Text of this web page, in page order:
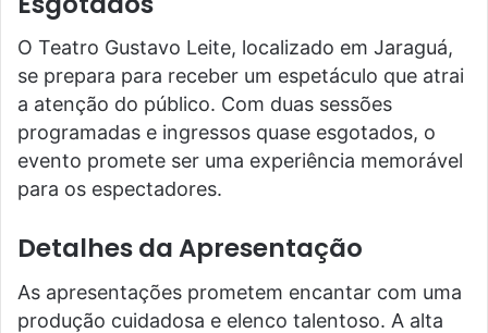
O Teatro Gustavo Leite, localizado em Jaraguá,
se prepara para receber um espetáculo que atrai
a atenção do público. Com duas sessões
programadas e ingressos quase esgotados, o
evento promete ser uma experiência memorável
para os espectadores.
Detalhes da Apresentação
As apresentações prometem encantar com uma
produção cuidadosa e elenco talentoso. A alta